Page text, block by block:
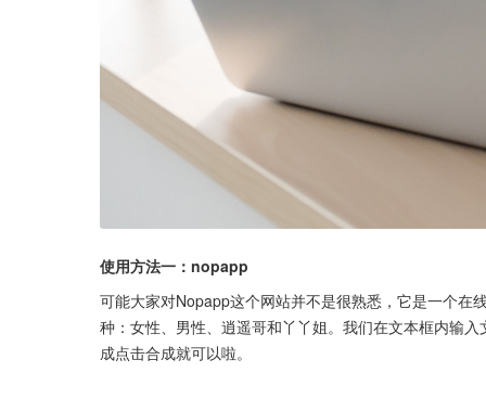
使用方法一：nopapp
可能大家对Nopapp这个网站并不是很熟悉，它是一个在
种：女性、男性、逍遥哥和丫丫姐。我们在文本框内输
成点击合成就可以啦。